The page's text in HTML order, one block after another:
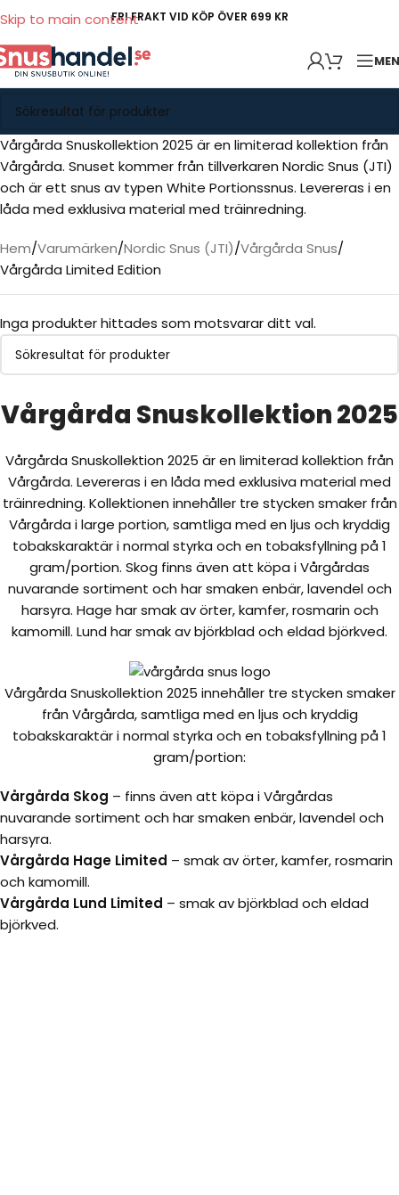
Skip to main contentFRI FRAKT VID KÖP ÖVER 699 KR
Vårgårda Snuskollektion 2025 är en limiterad kollektion från
Vårgårda. Snuset kommer från tillverkaren Nordic Snus (JTI)
och är ett snus av typen White Portionssnus. Levereras i en
låda med exklusiva material med träinredning.
Hem Varumärken Nordic Snus (JTI) Vårgårda Snus
Vårgårda Limited Edition
Inga produkter hittades som motsvarar ditt val.
Vårgårda Snuskollektion 2025
Vårgårda Snuskollektion 2025 är en limiterad kollektion från
Vårgårda. Levereras i en låda med exklusiva material med
träinredning. Kollektionen innehåller tre stycken smaker från
Vårgårda i large portion, samtliga med en ljus och kryddig
tobakskaraktär i normal styrka och en tobaksfyllning på 1
gram/portion. Skog finns även att köpa i Vårgårdas
nuvarande sortiment och har smaken enbär, lavendel och
harsyra. Hage har smak av örter, kamfer, rosmarin och
kamomill. Lund har smak av björkblad och eldad björkved.
Vårgårda Snuskollektion 2025 innehåller tre stycken smaker
från Vårgårda, samtliga med en ljus och kryddig
tobakskaraktär i normal styrka och en tobaksfyllning på 1
gram/portion:
Vårgårda Skog – finns även att köpa i Vårgårdas
nuvarande sortiment och har smaken enbär, lavendel och
harsyra.
Vårgårda Hage Limited – smak av örter, kamfer, rosmarin
och kamomill.
Vårgårda Lund Limited – smak av björkblad och eldad
björkved.